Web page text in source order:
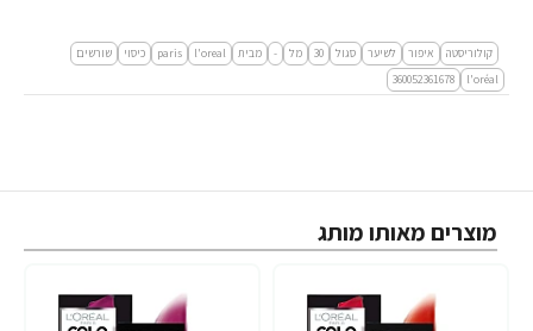
קולוריסטה איפור לשיער סגול 30 מל - מבית l'oreal
paris כיסוי
שורשים
l'oréal
360052361678
מוצרים מאותו מותג